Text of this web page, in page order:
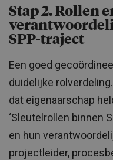
Stap 2. Rollen
SPP-traject
Een goed
duidelijke
dat eigenaarschap
‘Sleutelrollen binnen
en hun
projectleider,